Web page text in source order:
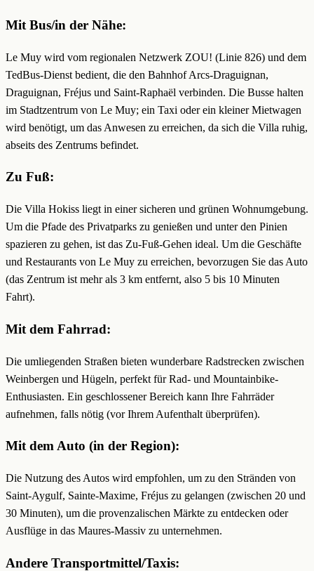
Mit Bus/in der Nähe:
Le Muy wird vom regionalen Netzwerk ZOU! (Linie 826) und dem
TedBus-Dienst bedient, die den Bahnhof Arcs-Draguignan,
Draguignan, Fréjus und Saint-Raphaël verbinden. Die Busse halten
im Stadtzentrum von Le Muy; ein Taxi oder ein kleiner Mietwagen
wird benötigt, um das Anwesen zu erreichen, da sich die Villa ruhig,
abseits des Zentrums befindet.
Zu Fuß:
Die Villa Hokiss liegt in einer sicheren und grünen Wohnumgebung.
Um die Pfade des Privatparks zu genießen und unter den Pinien
spazieren zu gehen, ist das Zu-Fuß-Gehen ideal. Um die Geschäfte
und Restaurants von Le Muy zu erreichen, bevorzugen Sie das Auto
(das Zentrum ist mehr als 3 km entfernt, also 5 bis 10 Minuten
Fahrt).
Mit dem Fahrrad:
Die umliegenden Straßen bieten wunderbare Radstrecken zwischen
Weinbergen und Hügeln, perfekt für Rad- und Mountainbike-
Enthusiasten. Ein geschlossener Bereich kann Ihre Fahrräder
aufnehmen, falls nötig (vor Ihrem Aufenthalt überprüfen).
Mit dem Auto (in der Region):
Die Nutzung des Autos wird empfohlen, um zu den Stränden von
Saint-Aygulf, Sainte-Maxime, Fréjus zu gelangen (zwischen 20 und
30 Minuten), um die provenzalischen Märkte zu entdecken oder
Ausflüge in das Maures-Massiv zu unternehmen.
Andere Transportmittel/Taxis: